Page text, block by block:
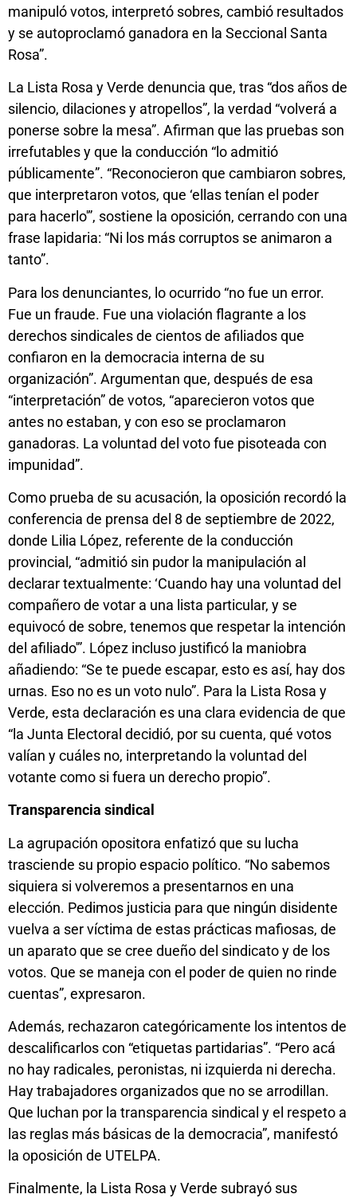
manipuló votos, interpretó sobres, cambió resultados
y se autoproclamó ganadora en la Seccional Santa
Rosa”.
La Lista Rosa y Verde denuncia que, tras “dos años de
silencio, dilaciones y atropellos”, la verdad “volverá a
ponerse sobre la mesa”. Afirman que las pruebas son
irrefutables y que la conducción “lo admitió
públicamente”. “Reconocieron que cambiaron sobres,
que interpretaron votos, que ‘ellas tenían el poder
para hacerlo'”, sostiene la oposición, cerrando con una
frase lapidaria: “Ni los más corruptos se animaron a
tanto”.
Para los denunciantes, lo ocurrido “no fue un error.
Fue un fraude. Fue una violación flagrante a los
derechos sindicales de cientos de afiliados que
confiaron en la democracia interna de su
organización”. Argumentan que, después de esa
“interpretación” de votos, “aparecieron votos que
antes no estaban, y con eso se proclamaron
ganadoras. La voluntad del voto fue pisoteada con
impunidad”.
Como prueba de su acusación, la oposición recordó la
conferencia de prensa del 8 de septiembre de 2022,
donde Lilia López, referente de la conducción
provincial, “admitió sin pudor la manipulación al
declarar textualmente: ‘Cuando hay una voluntad del
compañero de votar a una lista particular, y se
equivocó de sobre, tenemos que respetar la intención
del afiliado'”. López incluso justificó la maniobra
añadiendo: “Se te puede escapar, esto es así, hay dos
urnas. Eso no es un voto nulo”. Para la Lista Rosa y
Verde, esta declaración es una clara evidencia de que
“la Junta Electoral decidió, por su cuenta, qué votos
valían y cuáles no, interpretando la voluntad del
votante como si fuera un derecho propio”.
Transparencia sindical
La agrupación opositora enfatizó que su lucha
trasciende su propio espacio político. “No sabemos
siquiera si volveremos a presentarnos en una
elección. Pedimos justicia para que ningún disidente
vuelva a ser víctima de estas prácticas mafiosas, de
un aparato que se cree dueño del sindicato y de los
votos. Que se maneja con el poder de quien no rinde
cuentas”, expresaron.
Además, rechazaron categóricamente los intentos de
descalificarlos con “etiquetas partidarias”. “Pero acá
no hay radicales, peronistas, ni izquierda ni derecha.
Hay trabajadores organizados que no se arrodillan.
Que luchan por la transparencia sindical y el respeto a
las reglas más básicas de la democracia”, manifestó
la oposición de UTELPA.
Finalmente, la Lista Rosa y Verde subrayó sus